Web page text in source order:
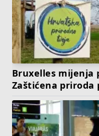
Bruxelles mijenja
Zaštićena